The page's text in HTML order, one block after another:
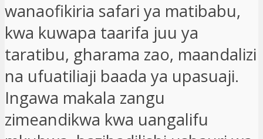
wanaofikiria safari ya matibabu,
kwa kuwapa taarifa juu ya
taratibu, gharama zao, maandalizi
na ufuatiliaji baada ya upasuaji.
Ingawa makala zangu
zimeandikwa kwa uangalifu